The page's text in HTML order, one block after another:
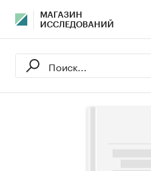
МАГАЗИН
ИССЛЕДОВАНИЙ